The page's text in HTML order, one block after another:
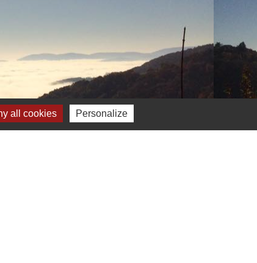
all cookies Personalize